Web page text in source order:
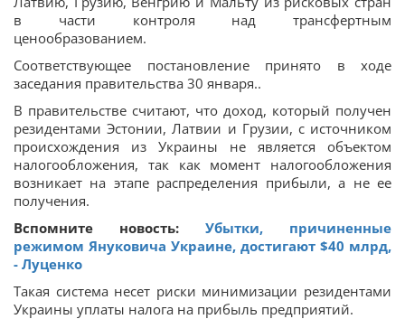
в части контроля над трансфертным
ценообразованием.
Соответствующее постановление принято в ходе
заседания правительства 30 января..
В правительстве считают, что доход, который получен
резидентами Эстонии, Латвии и Грузии, с источником
происхождения из Украины не является объектом
налогообложения, так как момент налогообложения
возникает на этапе распределения прибыли, а не ее
получения.
Вспомните новость: Убытки, причиненные
режимом Януковича Украине, достигают $40 млрд,
- Луценко
Такая система несет риски минимизации резидентами
Украины уплаты налога на прибыль предприятий.